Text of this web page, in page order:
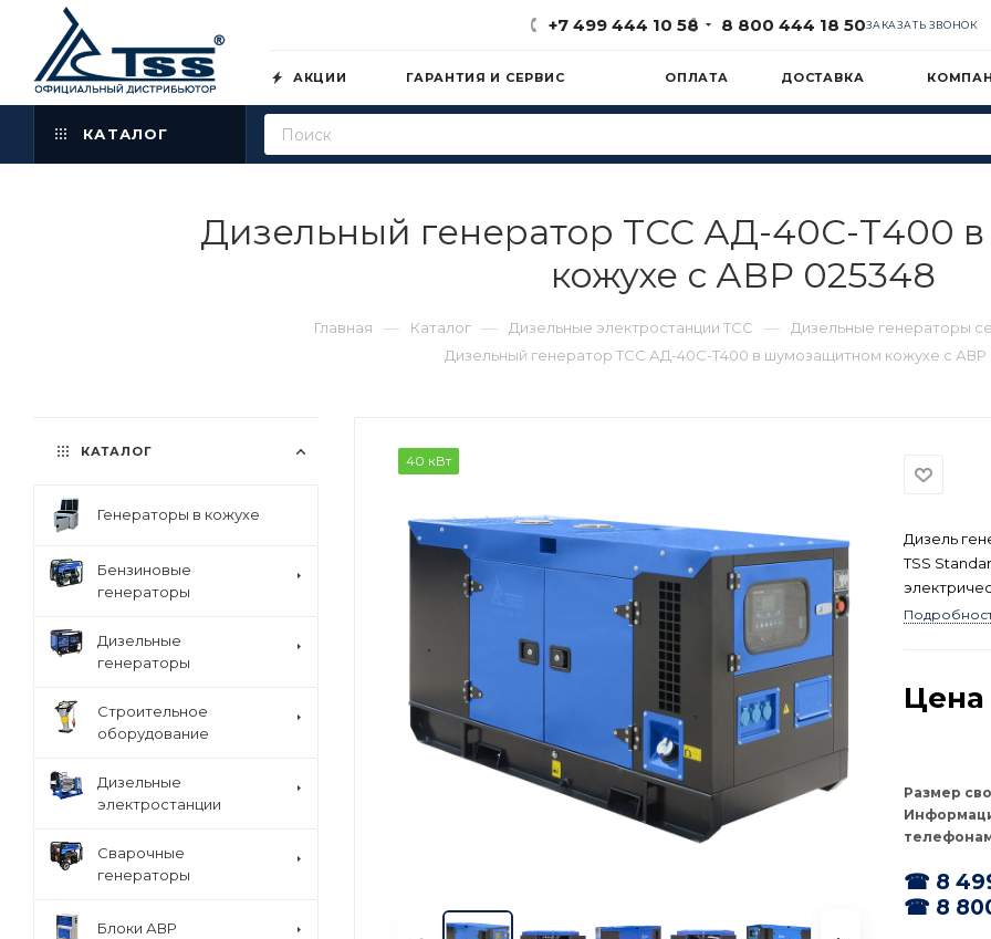
+7 499 444 10 58 8 800 444 18 50ЗАКАЗАТЬ ЗВОНОК
АКЦИИ ГАРАНТИЯ И СЕРВИС ОПЛАТА ДОСТАВКА
КАТАЛОГ
Дизельный генератор ТСС АД-40С-Т400
кожухе с АВР 025348
Главная — Каталог — Дизельные электростанции ТСС — Дизельные генераторы
Дизельный генератор ТСС АД-40С-Т400 в шумозащитном кожухе с АВР
40 кВт
Дизель
TSS
мощностью
Цена
Размер
☎ 8
☎ 8
КАТАЛОГ
Генераторы в кожухе
Бензиновые
генераторы
Дизельные
генераторы
Строительное
оборудование
Дизельные
электростанции
Сварочные
генераторы
Блоки АВР